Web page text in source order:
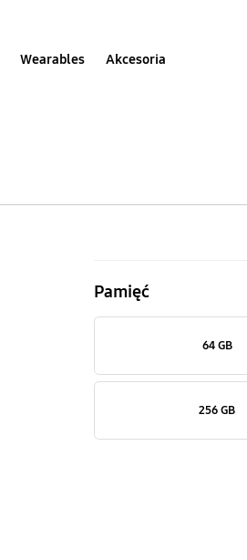
Wearables Akcesoria
USB
Flash
128
Pamięć
64 GB
256 GB